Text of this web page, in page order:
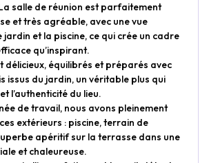
salle de réunion est parfaitement
et très agréable, avec une vue
jardin et la piscine, ce qui crée un cadre
qu’inspirant.
délicieux, équilibrés et préparés avec
issus du jardin, un véritable plus qui
l’authenticité du lieu.
de travail, nous avons pleinement
extérieurs : piscine, terrain de
apéritif sur la terrasse dans une
et chaleureuse.